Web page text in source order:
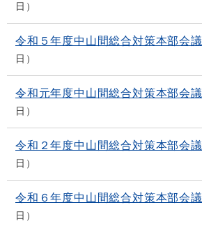
日
令和５年度中山間総合対策本部会議
日
令和元年度中山間総合対策本部会議
日
令和２年度中山間総合対策本部会議
日
令和６年度中山間総合対策本部会議
日